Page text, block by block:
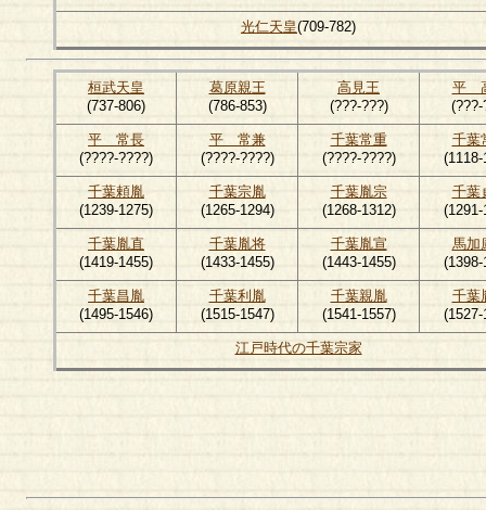
光仁天皇(709-782)
桓武天皇
(737-806)
葛原親王
(786-853)
高見王
(???-???)
平
(???-
平 常長
(????-????)
平 常兼
(????-????)
千葉常重
(????-????)
千葉
(1118-
千葉頼胤
(1239-1275)
千葉宗胤
(1265-1294)
千葉胤宗
(1268-1312)
千葉
(1291-
千葉胤直
(1419-1455)
千葉胤将
(1433-1455)
千葉胤宣
(1443-1455)
馬加
(1398-
千葉昌胤
(1495-1546)
千葉利胤
(1515-1547)
千葉親胤
(1541-1557)
千葉
(1527-
江戸時代の千葉宗家